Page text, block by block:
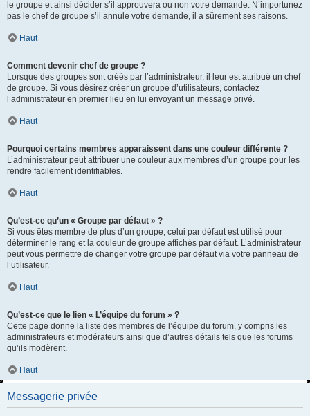
le groupe et ainsi décider s’il approuvera ou non votre demande. N’importunez
pas le chef de groupe s’il annule votre demande, il a sûrement ses raisons.
Haut
Comment devenir chef de groupe ?
Lorsque des groupes sont créés par l’administrateur, il leur est attribué un chef
de groupe. Si vous désirez créer un groupe d’utilisateurs, contactez
l’administrateur en premier lieu en lui envoyant un message privé.
Haut
Pourquoi certains membres apparaissent dans une couleur différente ?
L’administrateur peut attribuer une couleur aux membres d’un groupe pour les
rendre facilement identifiables.
Haut
Qu’est-ce qu’un « Groupe par défaut » ?
Si vous êtes membre de plus d’un groupe, celui par défaut est utilisé pour
déterminer le rang et la couleur de groupe affichés par défaut. L’administrateur
peut vous permettre de changer votre groupe par défaut via votre panneau de
l’utilisateur.
Haut
Qu’est-ce que le lien « L’équipe du forum » ?
Cette page donne la liste des membres de l’équipe du forum, y compris les
administrateurs et modérateurs ainsi que d’autres détails tels que les forums
qu’ils modèrent.
Haut
Messagerie privée